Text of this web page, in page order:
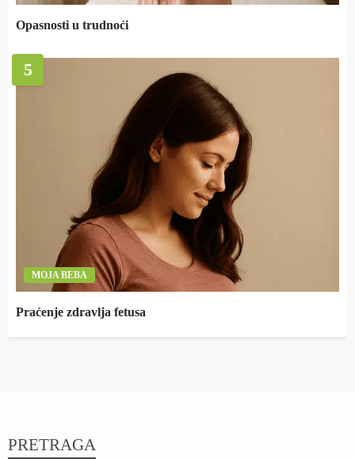
Opasnosti u trudnoći
5
MOJA BEBA
Praćenje zdravlja fetusa
PRETRAGA